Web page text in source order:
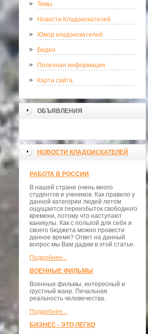
Темы
Новости Кладоискателей
Юмор кладоискателей
Видео
Полезная информация
Карта сайта
ОБЪЯВЛЕНИЯ
НОВОСТИ КЛАДОИСКАТЕЛЕЙ
РАБОТА В РОССИИ
В нашей стране очень много
студентов и учеников. Как правило у
данной категории людей летом
ощущается переизбыток свободного
времени, потому что наступают
каникулы. Как с пользой для себя и
своего бюджета можно провести
данное время? Ответ на данный
вопрос мы Вам дадим в этой статье.
Подробнее...
ВОЕННЫЕ ФИЛЬМЫ
Военные фильмы, интересный и
грустный жанр. Печальная
реальность человечества.
Подробнее...
БИЗНЕС - ЭТО ЛЕГКО